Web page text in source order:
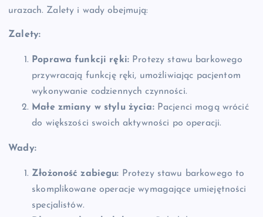
urazach. Zalety i wady obejmują:
Zalety:
Poprawa funkcji ręki: Protezy stawu barkowego
przywracają funkcję ręki, umożliwiając pacjentom
wykonywanie codziennych czynności.
Małe zmiany w stylu życia:Pacjenci mogą wrócić
do większości swoich aktywności po operacji.
Wady:
Złożoność zabiegu: Protezy stawu barkowego to
skomplikowane operacje wymagające umiejętności
specjalistów.